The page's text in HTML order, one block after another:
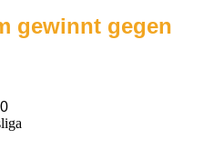
gewinnt gegen